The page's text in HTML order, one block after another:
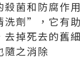
殺菌和防腐作
劑”，它有
去掉死去的舊
隨之消除